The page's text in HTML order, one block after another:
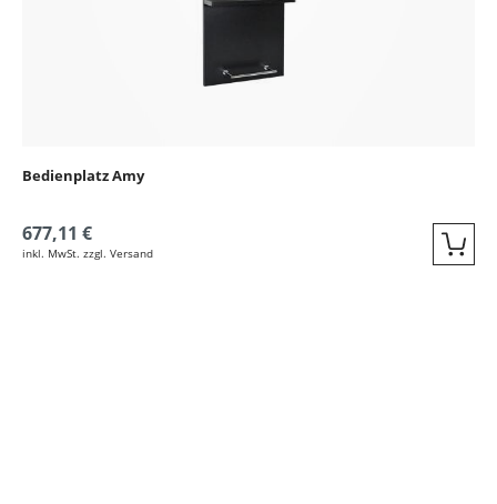
Bedienplatz Amy
677,11 €
inkl. MwSt. zzgl. Versand